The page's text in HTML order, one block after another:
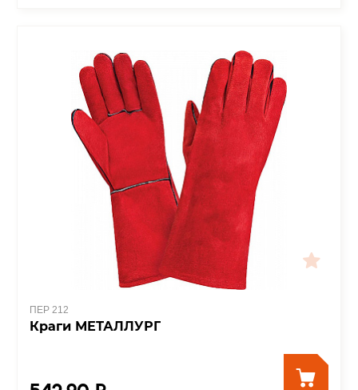
ПЕР 212
Краги МЕТАЛЛУРГ